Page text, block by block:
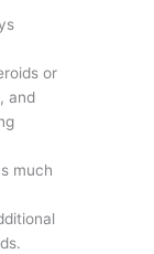
or
and
much